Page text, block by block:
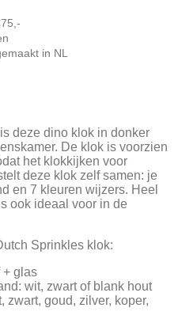
in NL
deze dino klok in donker
De klok is voorzien
het klokkijken voor
deze klok zelf samen: je
en 7 kleuren wijzers. Heel
ook ideaal voor in de
Sprinkles klok:
+ glas
wit, zwart of blank hout
zwart, goud, zilver, koper,